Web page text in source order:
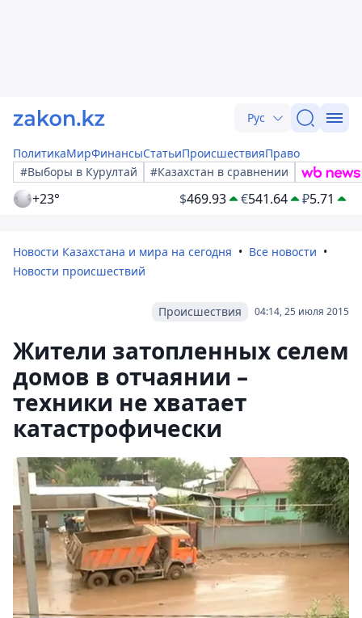
Рус
ПолитикаМирФинансыСтатьиПроисшествияПраво
#Выборы в Курултай
#Казахстан в сравнении
+23° $469.93 €541.64 ₽5.71
Новости Казахстана и мира на сегодня
Все новости
Новости происшествий
04:14, 25 июля 2015
Происшествия
Жители затопленных селем
домов в отчаянии –
техники не хватает
катастрофически